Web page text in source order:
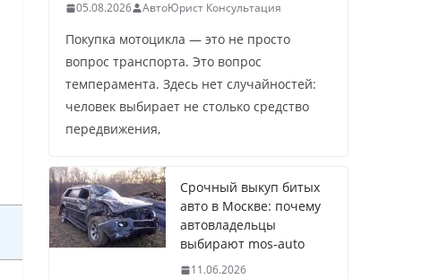
05.08.2026 АвтоЮрист Консультация
Покупка мотоцикла — это не просто
вопрос транспорта. Это вопрос
темперамента. Здесь нет случайностей:
человек выбирает не столько средство
передвижения,
Срочный выкуп битых
авто в Москве: почему
автовладельцы
выбирают mos-auto
11.06.2026